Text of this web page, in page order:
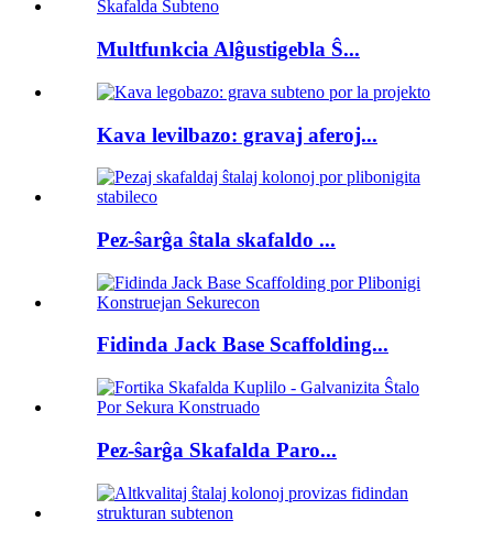
Multfunkcia Alĝustigebla Ŝ...
Kava levilbazo: gravaj aferoj...
Pez-ŝarĝa ŝtala skafaldo ...
Fidinda Jack Base Scaffolding...
Pez-ŝarĝa Skafalda Paro...